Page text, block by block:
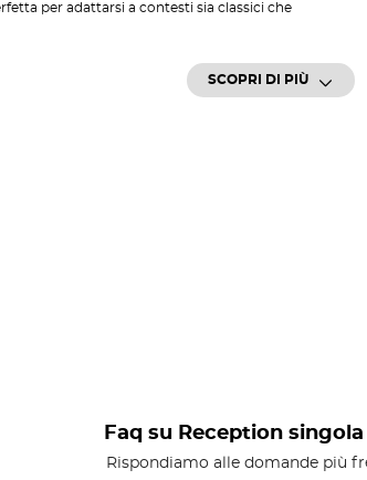
per adattarsi a contesti sia classici che
sistema modulare che
cerca estetica, funzionalità e professionalità in un
SCOPRI DI PIÙ
Faq su Reception
Rispondiamo alle domande più